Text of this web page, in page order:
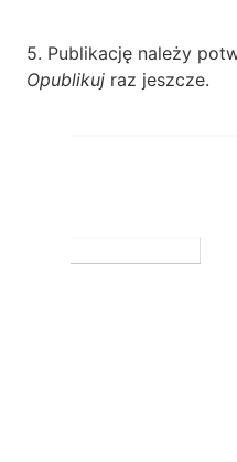
5. Publikację należy
Opublikuj raz jeszcze.